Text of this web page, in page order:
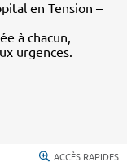
en Tension –
à chacun,
urgences.
ACCÈS RAPIDES